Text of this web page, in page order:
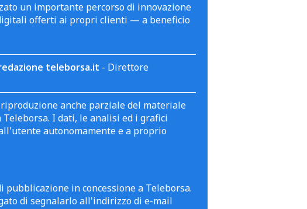
un importante percorso di innovazione
offerti ai propri clienti — a beneficio
teleborsa.it - Direttore
anche parziale del materiale
I dati, le analisi ed i grafici
autonomamente e a proprio
in concessione a Teleborsa.
di segnalarlo all'indirizzo di e-mail